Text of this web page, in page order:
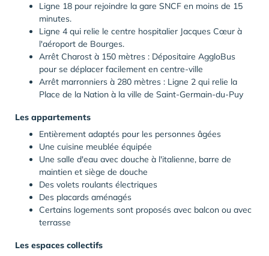
Ligne 18 pour rejoindre la gare SNCF en moins de 15
minutes.
Ligne 4 qui relie le centre hospitalier Jacques Cœur à
l'aéroport de Bourges.
Arrêt Charost à 150 mètres : Dépositaire AggloBus
pour se déplacer facilement en centre-ville
Arrêt marronniers à 280 mètres : Ligne 2 qui relie la
Place de la Nation à la ville de Saint-Germain-du-Puy
Les appartements
Entièrement adaptés pour les personnes âgées
Une cuisine meublée équipée
Une salle d'eau avec douche à l'italienne, barre de
maintien et siège de douche
Des volets roulants électriques
Des placards aménagés
Certains logements sont proposés avec balcon ou avec
terrasse
Les espaces collectifs